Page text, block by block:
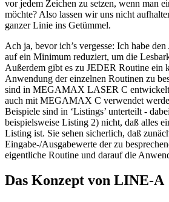
vor jedem Zeichen zu setzen, wenn man
möchte? Also lassen wir uns nicht
ganzer Linie ins Getümmel.
Ach ja, bevor ich’s vergesse: Ich habe
auf ein Minimum reduziert, um die
Außerdem gibt es zu JEDER Routine ein
Anwendung der einzelnen Routinen zu
sind in MEGAMAX LASER C entwickelt
auch mit MEGAMAX C verwendet
Beispiele sind in ‘Listings’ unterteilt -
beispielsweise Listing 2) nicht, daß alles
Listing ist. Sie sehen sicherlich, daß
Eingabe-/Ausgabewerte der zu
eigentliche Routine und darauf die
Das Konzept von LINE-A